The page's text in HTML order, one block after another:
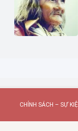
CHÍNH SÁCH – SỰ